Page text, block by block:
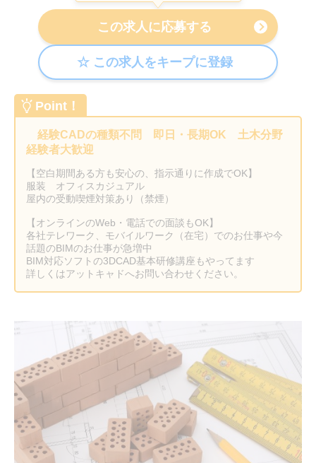
Point！
経験CADの種類不問 即日・長期OK 土木分野
経験者大歓迎
【空白期間ある方も安心の、指示通りに作成でOK】
服装 オフィスカジュアル
屋内の受動喫煙対策あり（禁煙）
【オンラインのWeb・電話での面談もOK】
各社テレワーク、モバイルワーク（在宅）でのお仕事や今
話題のBIMのお仕事が急増中
BIM対応ソフトの3DCAD基本研修講座もやってます
詳しくはアットキャドへお問い合わせください。